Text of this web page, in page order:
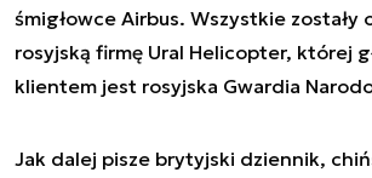
śmigłowce Airbus. Wszystkie zostały
rosyjską firmę Ural Helicopter, której
klientem jest rosyjska Gwardia
Jak dalej pisze brytyjski dziennik,